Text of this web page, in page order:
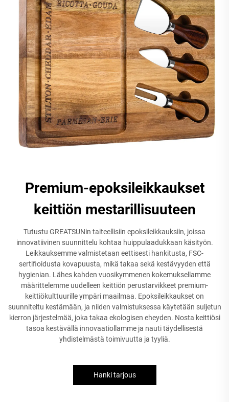
Premium-epoksileikkaukset
keittiön mestarillisuuteen
Tutustu GREATSUNin taiteellisiin epoksileikkauksiin, joissa
innovatiivinen suunnittelu kohtaa huippulaadukkaan käsityön.
Leikkauksemme valmistetaan eettisesti hankitusta, FSC-
sertifioidusta kovapuusta, mikä takaa sekä kestävyyden että
hygienian. Lähes kahden vuosikymmenen kokemuksellamme
määrittelemme uudelleen keittiön perustarvikkeet premium-
keittiökulttuurille ympäri maailmaa. Epoksileikkaukset on
suunniteltu kestämään, ja niiden valmistuksessa käytetään suljetun
kierron järjestelmää, joka takaa ekologisen eheyden. Nosta keittiösi
tasoa kestävällä innovaatiollamme ja nauti täydellisestä
yhdistelmästä toimivuutta ja tyyliä.
Hanki tarjous